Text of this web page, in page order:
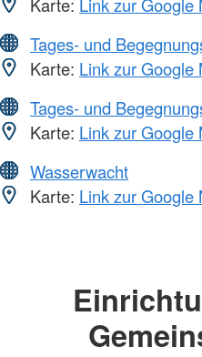
Tages- und
Karte: Link zur Google
Tages- und
Karte: Link zur Google
Wasserwacht
Karte: Link zur Google